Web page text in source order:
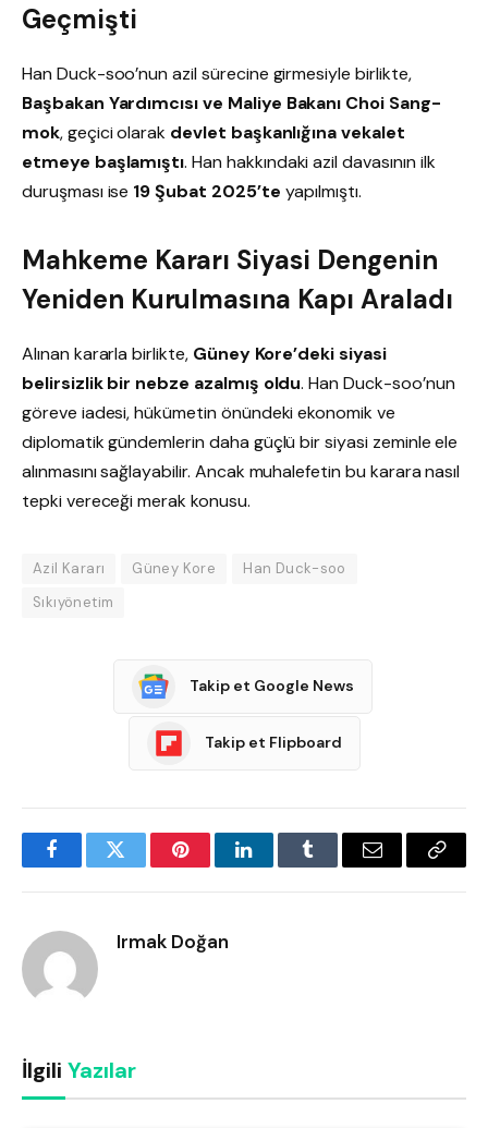
Geçmişti
Han Duck-soo’nun azil sürecine girmesiyle birlikte,
Başbakan Yardımcısı ve Maliye Bakanı Choi Sang-
mok, geçici olarak devlet başkanlığına vekalet
etmeye başlamıştı. Han hakkındaki azil davasının ilk
duruşması ise 19 Şubat 2025’te yapılmıştı.
Mahkeme Kararı Siyasi Dengenin
Yeniden Kurulmasına Kapı Araladı
Alınan kararla birlikte, Güney Kore’deki siyasi
belirsizlik bir nebze azalmış oldu. Han Duck-soo’nun
göreve iadesi, hükümetin önündeki ekonomik ve
diplomatik gündemlerin daha güçlü bir siyasi zeminle ele
alınmasını sağlayabilir. Ancak muhalefetin bu karara nasıl
tepki vereceği merak konusu.
Azil Kararı Güney Kore
Han Duck-soo
Sıkıyönetim
Takip et Google News
Takip et Flipboard
FacebookTwitter PinterestLinkedInTumblr Email
Copy
Irmak Doğan
İlgili Yazılar